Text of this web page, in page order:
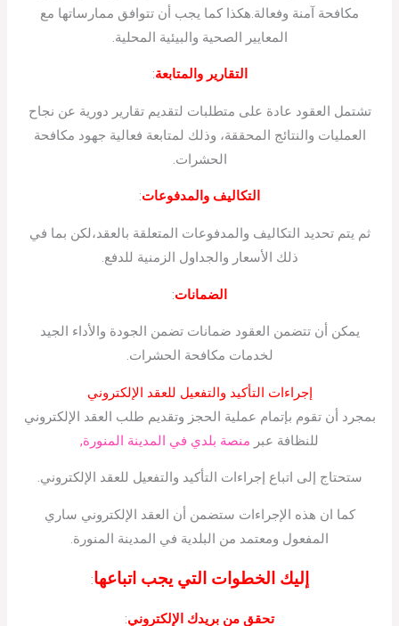
مكافحة آمنة وفعالة.هكذا كما يجب أن تتوافق ممارساتها مع
المعايير الصحية والبيئية المحلية.
التقارير والمتابعة:
تشتمل العقود عادة على متطلبات لتقديم تقارير دورية عن نجاح
العمليات والنتائج المحققة، وذلك لمتابعة فعالية جهود مكافحة
الحشرات.
التكاليف والمدفوعات:
ثم يتم تحديد التكاليف والمدفوعات المتعلقة بالعقد،لكن بما في
ذلك الأسعار والجداول الزمنية للدفع.
الضمانات:
يمكن أن تتضمن العقود ضمانات تضمن الجودة والأداء الجيد
لخدمات مكافحة الحشرات.
إجراءات التأكيد والتفعيل للعقد الإلكتروني
بمجرد أن تقوم بإتمام عملية الحجز وتقديم طلب العقد الإلكتروني
للنظافة عبر منصة بلدي في المدينة المنورة,
ستحتاج إلى اتباع إجراءات التأكيد والتفعيل للعقد الإلكتروني.
كما ان هذه الإجراءات ستضمن أن العقد الإلكتروني ساري
المفعول ومعتمد من البلدية في المدينة المنورة.
إليك الخطوات التي يجب اتباعها:
تحقق من بريدك الإلكتروني: